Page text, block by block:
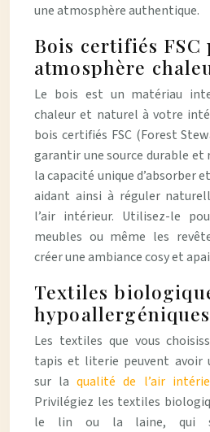
une atmosphère authentique.
Bois certifiés FSC
atmosphère
Le bois est un matériau
chaleur et naturel à votre
bois certifiés FSC (Forest
garantir une source durable et
la capacité unique d’absorber
aidant ainsi à réguler
l’air intérieur. Utilisez-le
meubles ou même les
créer une ambiance cosy et
Textiles
hypoallergéniques
Les textiles que vous
tapis et literie peuvent avoir
sur laqualité de l’air
Privilégiez les textiles
le lin ou la laine, qui